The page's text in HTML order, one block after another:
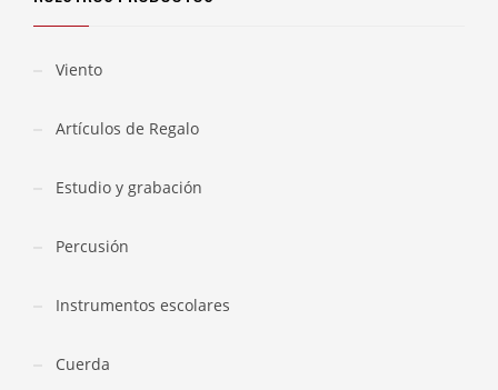
Viento
Artículos de Regalo
Estudio y grabación
Percusión
Instrumentos escolares
Cuerda